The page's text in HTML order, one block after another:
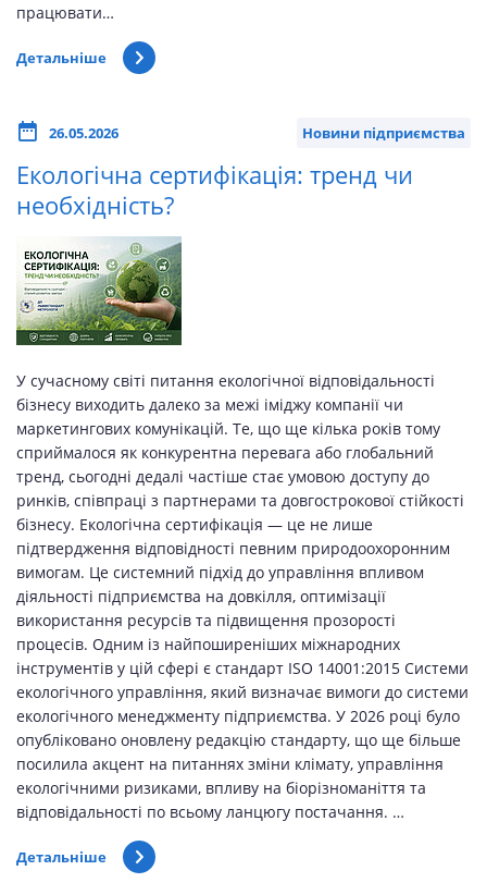
працювати…
Детальніше
26.05.2026 Новини підприємства
Екологічна сертифікація: тренд чи
необхідність?
У сучасному світі питання екологічної відповідальності
бізнесу виходить далеко за межі іміджу компанії чи
маркетингових комунікацій. Те, що ще кілька років тому
сприймалося як конкурентна перевага або глобальний
тренд, сьогодні дедалі частіше стає умовою доступу до
ринків, співпраці з партнерами та довгострокової стійкості
бізнесу. Екологічна сертифікація — це не лише
підтвердження відповідності певним природоохоронним
вимогам. Це системний підхід до управління впливом
діяльності підприємства на довкілля, оптимізації
використання ресурсів та підвищення прозорості
процесів. Одним із найпоширеніших міжнародних
інструментів у цій сфері є стандарт ISO 14001:2015 Системи
екологічного управління, який визначає вимоги до системи
екологічного менеджменту підприємства. У 2026 році було
опубліковано оновлену редакцію стандарту, що ще більше
посилила акцент на питаннях зміни клімату, управління
екологічними ризиками, впливу на біорізноманіття та
відповідальності по всьому ланцюгу постачання. …
Детальніше